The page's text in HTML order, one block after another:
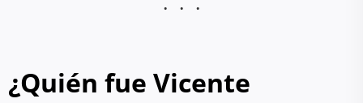
¿Quién fue Vicente